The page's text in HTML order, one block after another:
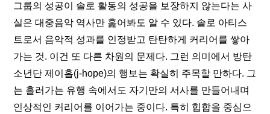
그룹의 성공이 솔로 활동의 성공을 보장하지 않는다는 사
실은 대중음악 역사만 훑어봐도 알 수 있다. 솔로 아티스
트로서 음악적 성과를 인정받고 탄탄하게 커리어를 쌓아
가는 것. 이건 또 다른 차원의 문제다. 그런 의미에서 방탄
소년단 제이홉(j-hope)의 행보는 확실히 주목할 만하다. 그
는 흘러가는 유행 속에서도 자기만의 서사를 만들어내며
인상적인 커리어를 이어가는 중이다. 특히 힙합을 중심으